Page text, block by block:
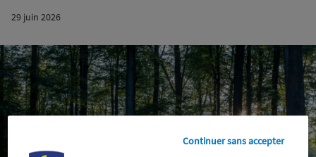
29 juin 2026
Continuer sans accepter